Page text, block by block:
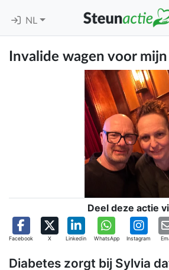
NL
Invalide wagen voor
Deel deze actie
Facebook X Linkedin WhatsApp Instagram
Diabetes zorgt bij Sylvia